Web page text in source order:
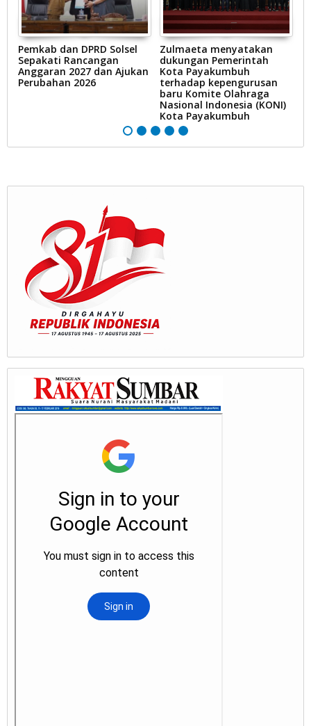
Pemkab dan DPRD Solsel
Sepakati Rancangan
Anggaran 2027 dan Ajukan
Perubahan 2026
Zulmaeta menyatakan
dukungan Pemerintah
Kota Payakumbuh
terhadap kepengurusan
baru Komite Olahraga
Nasional Indonesia (KONI)
Kota Payakumbuh